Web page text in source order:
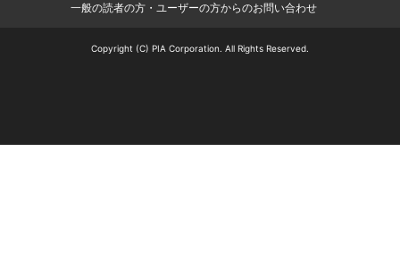
一般の読者の方・ユーザーの方からのお問い合わせ
Copyright (C) PIA Corporation. All Rights Reserved.